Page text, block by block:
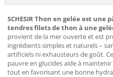
SCHESIR Thon en gelée est une
tendres filets de thon à une
provient de la mer ouverte et est
ingrédients simples et naturels –
artificiels ni exhausteurs de goût.
pauvre en glucides aide à
tout en favorisant une bonne